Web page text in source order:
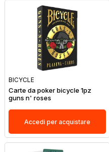
BICYCLE
Carte da poker bicycle 1pz
guns n' roses
Accedi per acquistare